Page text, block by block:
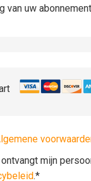
van uw
mijn
.*